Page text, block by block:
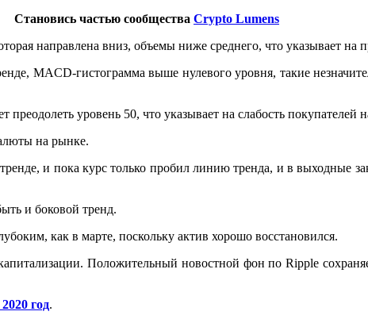
Становись частью сообщества Crypto Lumens
направлена вниз, объемы ниже среднего, что указывает на
MACD-гистограмма выше нулевого уровня, такие
уровень 50, что указывает на слабость покупателей
на рынке.
и пока курс только пробил линию тренда, и в выходные
и боковой тренд.
как в марте, поскольку актив хорошо восстановился.
Положительный новостной фон по Ripple
год.